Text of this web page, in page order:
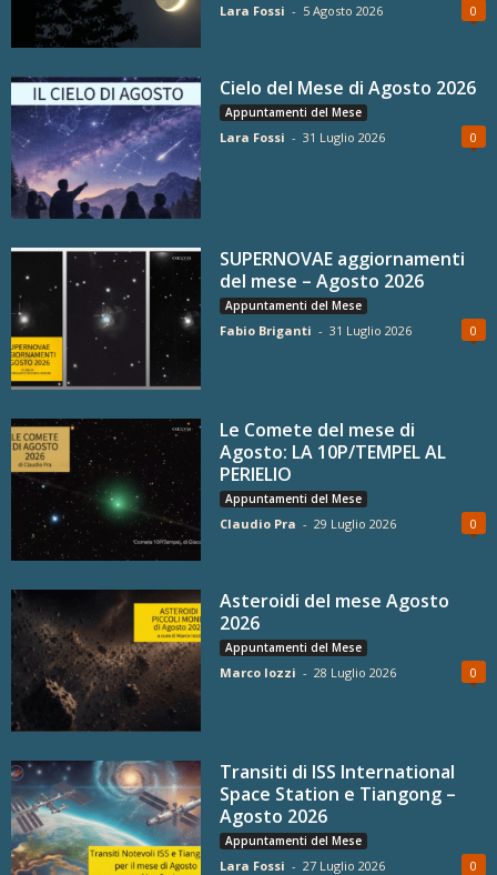
Lara Fossi - 5 Agosto 2026 0
Cielo del Mese di Agosto 2026
Appuntamenti del Mese
Lara Fossi - 31 Luglio 2026 0
SUPERNOVAE aggiornamenti
del mese – Agosto 2026
Appuntamenti del Mese
Fabio Briganti - 31 Luglio 2026 0
Le Comete del mese di
Agosto: LA 10P/TEMPEL AL
PERIELIO
Appuntamenti del Mese
Claudio Pra - 29 Luglio 2026 0
Asteroidi del mese Agosto
2026
Appuntamenti del Mese
Marco Iozzi - 28 Luglio 2026 0
Transiti di ISS International
Space Station e Tiangong –
Agosto 2026
Appuntamenti del Mese
Lara Fossi - 27 Luglio 2026 0